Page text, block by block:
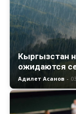
Кыргызстан
ожидаются
Адилет Асанов -